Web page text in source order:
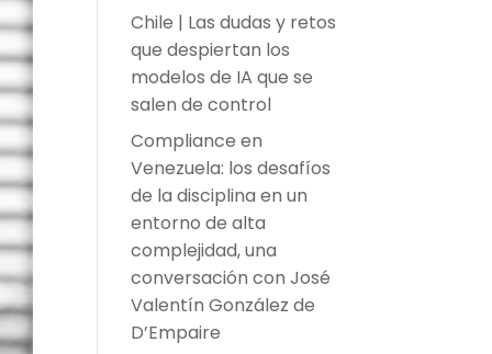
Chile | Las dudas y retos
que despiertan los
modelos de IA que se
salen de control
Compliance en
Venezuela: los desafíos
de la disciplina en un
entorno de alta
complejidad, una
conversación con José
Valentín González de
D’Empaire